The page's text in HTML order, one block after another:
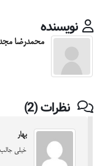
نویسنده
محمدرضا
نظرات (2)
بهار
خیلی جالب